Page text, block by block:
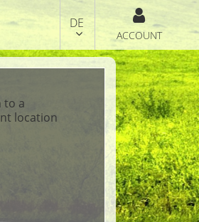
DE
ACCOUNT
to a
location